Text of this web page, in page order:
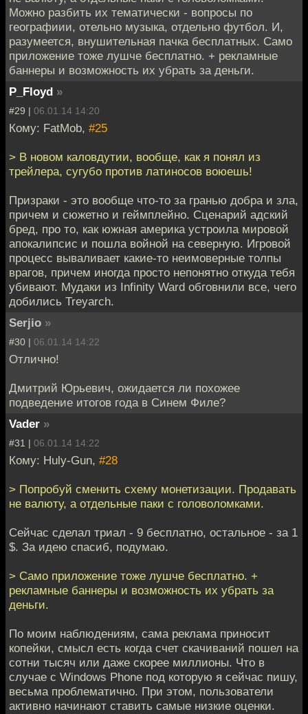
Можно разбить их тематически - вопросы по
географиии, отельно музыка, отдельно футбол. И,
разумеется, внушительная пачка бесплатных. Само
приложение тоже лушче бесплатно. + рекламные
баннеры и возможность их убрать за деньги.
P_Floyd »
#29 | 06.01.14 14:20
Кому: FatMob, #25
> В новом каловдутии, вообще, как я понял из
трейлера, сугубо против латиносов воюешь!
Призраки - это вообще что-то за гранью добра и зла,
причем и сюжетно и геймплейно. Сценарий адский
бред, про то, как южная америка устроила мировой
апокалипсис и пошла войной на северную. Игровой
процесс вываливает какие-то неимоверные толпы
врагов, причем иногда просто непонятно откуда тебя
убивают. Мудаки из Infinity Ward обговнили все, чего
добились Treyarch.
Serjio »
#30 | 06.01.14 14:22
Отлично!
Дмитрий Юрьевич, ожидается ли похожее
подведение итогов года в Синем Филе?
Vader »
#31 | 06.01.14 14:22
Кому: Huly-Gun, #28
> Попробуй сменить схему монетизации. Продавать
не валюту, а отдельные паки с головоломками.
Сейчас сделал триал - 9 бесплатно, остальное - за 1
$. За идею спасиб, подумаю.
> Само приложение тоже лушче бесплатно. +
рекламные баннеры и возможность их убрать за
деньги.
По моим наблюдениям, сама реклама приносит
копейки, смысл есть когда счет скачиваний пошел на
сотни тысяч или даже скорее миллионы. Что в
случае с Windows Phone под которую я сейчас пишу,
весьма проблематично. При этом, пользователи
активно начинают ставить самые низкие оценки.